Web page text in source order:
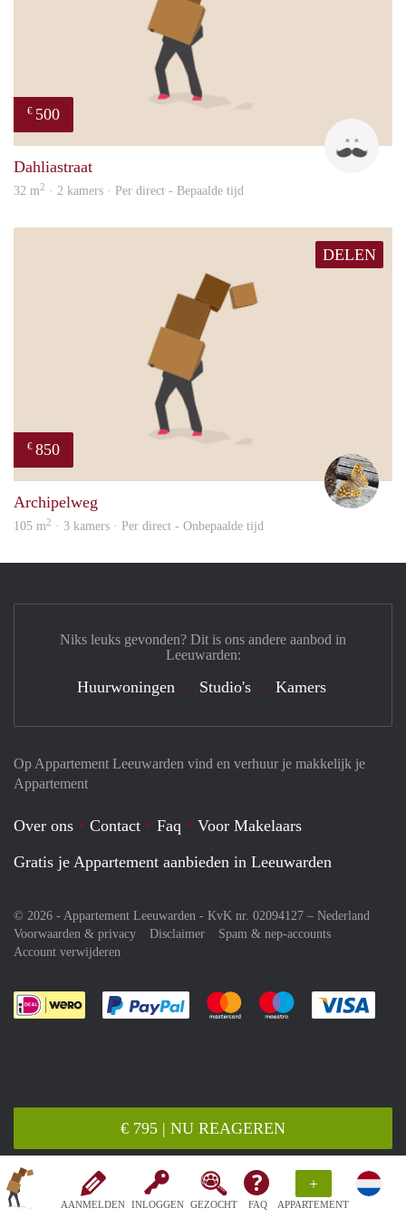
AANMELDEN INLOGGEN GEZOCHT FAQ
+
APPARTEMENT
€ 795 | NU REAGEREN
€ 500
Dahliastraat
32 m2 · 2 kamers · Per direct - Bepaalde tijd
DELEN
€ 850
Archipelweg
105 m2 · 3 kamers · Per direct - Onbepaalde tijd
Op Appartement Leeuwarden vind en verhuur je makkelijk je
Appartement
Over ons Contact Faq
Voor Makelaars
Gratis je Appartement aanbieden in Leeuwarden
© 2026 - Appartement Leeuwarden - KvK nr. 02094127 – Nederland
Voorwaarden & privacy
Disclaimer
Spam & nep-accounts
Account verwijderen
Je rekent gemakkelijk af met Paypal
Je rekent gemakkelijk af met
Je rekent
Niks leuks gevonden? Dit is ons andere aanbod in
Leeuwarden:
Huurwoningen Studio's Kamers